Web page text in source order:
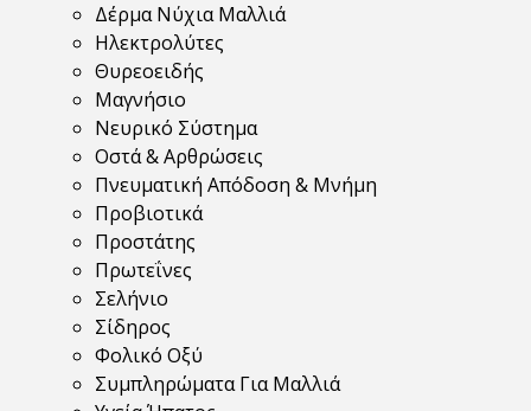
Δέρμα Νύχια Μαλλιά
Ηλεκτρολύτες
Θυρεοειδής
Μαγνήσιο
Νευρικό Σύστημα
Οστά & Αρθρώσεις
Πνευματική Απόδοση & Μνήμη
Προβιοτικά
Προστάτης
Πρωτεΐνες
Σελήνιο
Σίδηρος
Φολικό Οξύ
Συμπληρώματα Για Μαλλιά